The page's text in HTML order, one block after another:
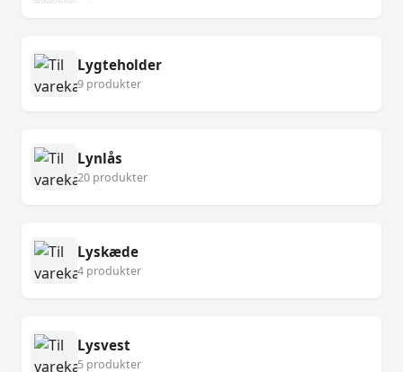
Lygteholder
9 produkter
Lynlås
20 produkter
Lyskæde
4 produkter
Lysvest
5 produkter